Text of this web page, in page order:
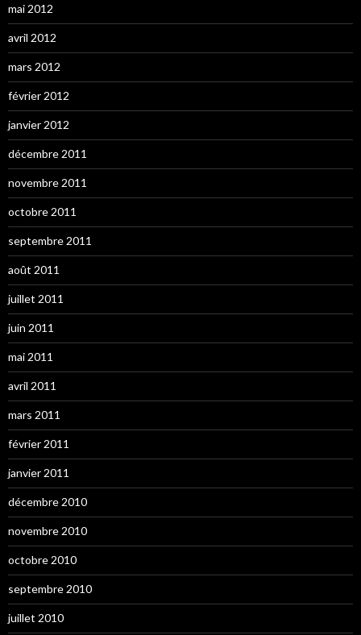
mai 2012
avril 2012
mars 2012
février 2012
janvier 2012
décembre 2011
novembre 2011
octobre 2011
septembre 2011
août 2011
juillet 2011
juin 2011
mai 2011
avril 2011
mars 2011
février 2011
janvier 2011
décembre 2010
novembre 2010
octobre 2010
septembre 2010
juillet 2010